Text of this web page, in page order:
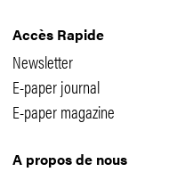
Accès Rapide
Newsletter
E-paper journal
E-paper magazine
A propos de nous